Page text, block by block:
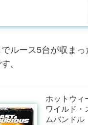
ルース5台が収ま
。
ホットウィ
ワイルド・
ムバンドル